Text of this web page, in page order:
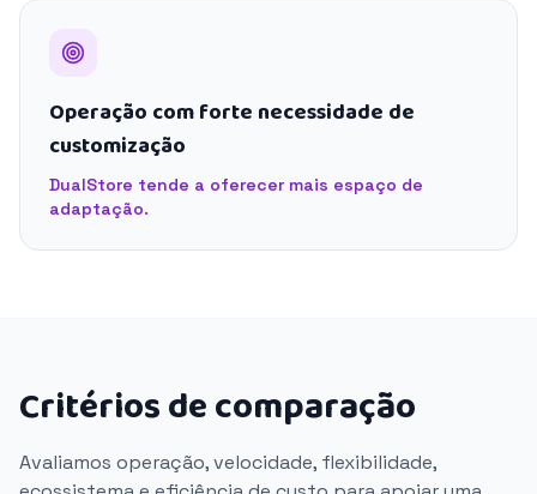
Operação com forte necessidade de
customização
DualStore tende a oferecer mais espaço de
adaptação.
Critérios de comparação
Avaliamos operação, velocidade, flexibilidade,